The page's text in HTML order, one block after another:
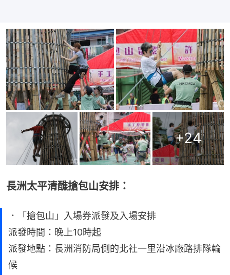
+24
長洲太平清醮搶包山安排：
．「搶包山」入場券派發及入場安排
派發時間：晚上10時起
派發地點：長洲消防局側的北社一里沿冰廠路排隊輪
候